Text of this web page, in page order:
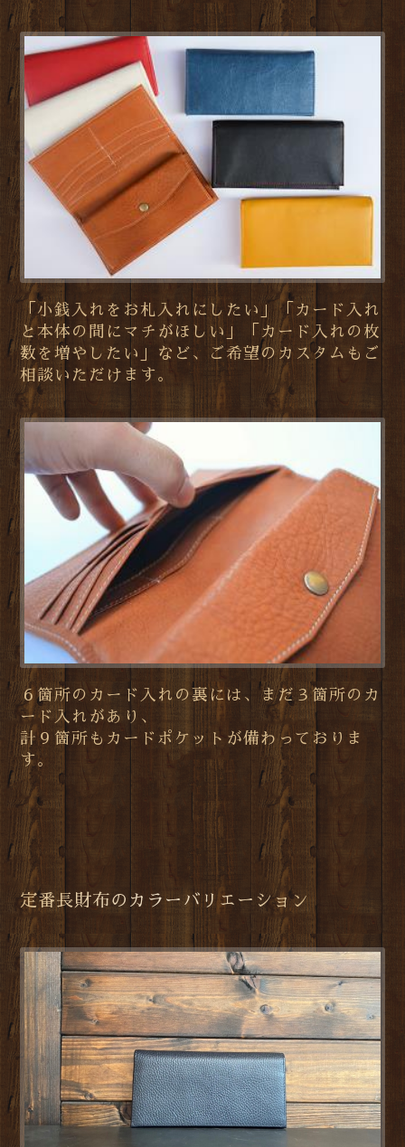
「小銭入れをお札入れにしたい」「カード入れ
と本体の間にマチがほしい」「カード入れの枚
数を増やしたい」など、ご希望のカスタムもご
相談いただけます。
６箇所のカード入れの裏には、まだ３箇所のカ
ード入れがあり、
計９箇所もカードポケットが備わっておりま
す。
定番長財布のカラーバリエーション